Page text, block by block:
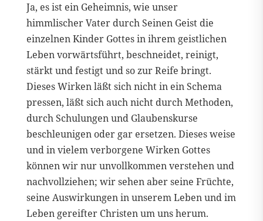
Ja, es ist ein Geheimnis, wie unser
himmlischer Vater durch Seinen Geist die
einzelnen Kinder Gottes in ihrem geistlichen
Leben vorwärtsführt, beschneidet, reinigt,
stärkt und festigt und so zur Reife bringt.
Dieses Wirken läßt sich nicht in ein Schema
pressen, läßt sich auch nicht durch Methoden,
durch Schulungen und Glaubenskurse
beschleunigen oder gar ersetzen. Dieses weise
und in vielem verborgene Wirken Gottes
können wir nur unvollkommen verstehen und
nachvollziehen; wir sehen aber seine Früchte,
seine Auswirkungen in unserem Leben und im
Leben gereifter Christen um uns herum.